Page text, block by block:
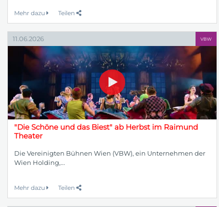
Mehr dazu Teilen
11.06.2026 VBW
"Die Schöne und das Biest" ab Herbst im Raimund
Theater
Die Vereinigten Bühnen Wien (VBW), ein Unternehmen der
Wien Holding,...
Mehr dazu Teilen